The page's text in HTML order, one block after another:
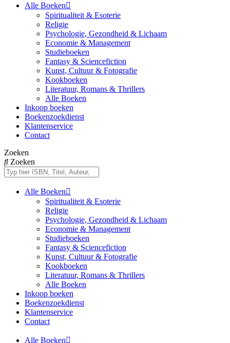
Alle Boeken
Spiritualiteit & Esoterie
Religie
Psychologie, Gezondheid & Lichaam
Economie & Management
Studieboeken
Fantasy & Sciencefiction
Kunst, Cultuur & Fotografie
Kookboeken
Literatuur, Romans & Thrillers
Alle Boeken
Inkoop boeken
Boekenzoekdienst
Klantenservice
Contact
Zoeken
Zoeken
Alle Boeken
Spiritualiteit & Esoterie
Religie
Psychologie, Gezondheid & Lichaam
Economie & Management
Studieboeken
Fantasy & Sciencefiction
Kunst, Cultuur & Fotografie
Kookboeken
Literatuur, Romans & Thrillers
Alle Boeken
Inkoop boeken
Boekenzoekdienst
Klantenservice
Contact
Alle Boeken